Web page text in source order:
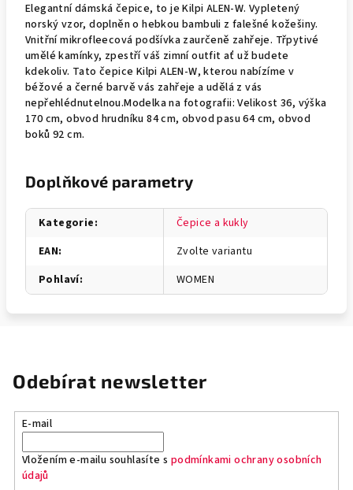
Elegantní dámská čepice, to je Kilpi ALEN-W. Vypletený
norský vzor, doplněn o hebkou bambuli z falešné kožešiny.
Vnitřní mikrofleecová podšívka zaurčeně zahřeje. Třpytivé
umělé kamínky, zpestří váš zimní outfit ať už budete
kdekoliv. Tato čepice Kilpi ALEN-W, kterou nabízíme v
béžové a černé barvě vás zahřeje a udělá z vás
nepřehlédnutelnou.Modelka na fotografii: Velikost 36, výška
170 cm, obvod hrudníku 84 cm, obvod pasu 64 cm, obvod
boků 92 cm.
Doplňkové parametry
Kategorie:
Čepice a kukly
EAN:
Zvolte variantu
Pohlaví: WOMEN
Odebírat newsletter
E-mail
Vložením e-mailu souhlasíte s podmínkami ochrany osobních
údajů